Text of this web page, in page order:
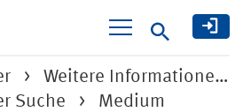
Suche
Weitere Informatione…
Suche
Medium